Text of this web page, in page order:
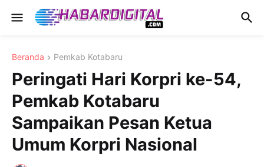
Beranda Pemkab Kotabaru
Peringati Hari Korpri ke-54,
Pemkab Kotabaru
Sampaikan Pesan Ketua
Umum Korpri Nasional